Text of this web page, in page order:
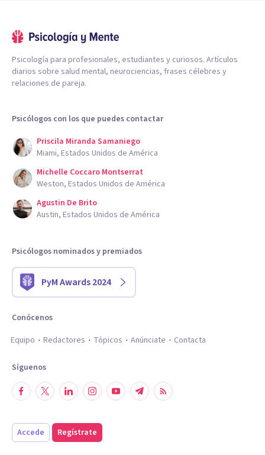
Psicología para profesionales, estudiantes y curiosos. Artículos
diarios sobre salud mental, neurociencias, frases célebres y
relaciones de pareja.
Psicólogos con los que puedes contactar
Priscila Miranda Samaniego
Miami, Estados Unidos de América
Michelle Coccaro Montserrat
Weston, Estados Unidos de América
Agustin De Brito
Austin, Estados Unidos de América
Psicólogos nominados y premiados
PyM Awards 2024
Conócenos
Equipo
Redactores Tópicos Anúnciate Contacta
Síguenos
Accede Regístrate